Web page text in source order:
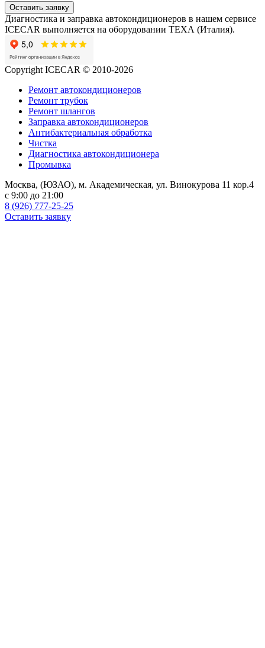
Оставить заявку
Диагностика и заправка автокондиционеров в нашем сервисе
ICECAR выполняется на оборудовании ТЕХА (Италия).
Copyright ICECAR © 2010-2026
Ремонт автокондиционеров
Ремонт трубок
Ремонт шлангов
Заправка автокондиционеров
Антибактериальная обработка
Чистка
Диагностика автокондиционера
Промывка
Москва, (ЮЗАО), м. Академическая, ул. Винокурова 11 кор.4
c 9:00 до 21:00
8 (926) 777-25-25
Оставить заявку